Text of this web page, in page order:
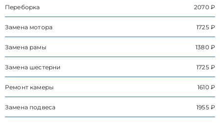
Переборка 2070 ₽
Замена мотора 1725 ₽
Замена рамы 1380 ₽
Замена шестерни 1725 ₽
Ремонт камеры 1610 ₽
Замена подвеса 1955 ₽